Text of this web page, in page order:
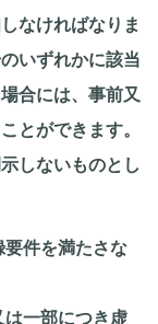
なければなりま
いずれかに該当
合には、事前又
とができます。
しないものとし
件を満たさな
は一部につき虚